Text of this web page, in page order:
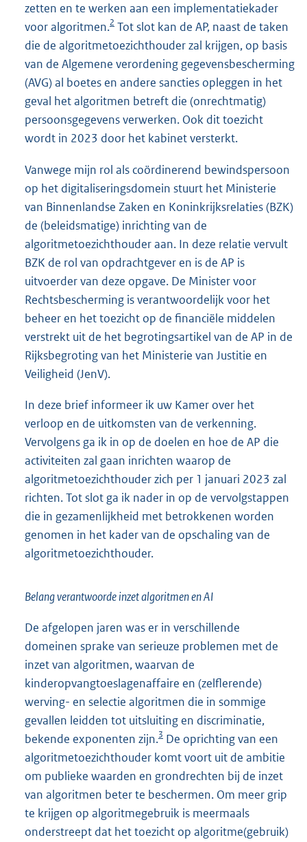
zetten en te werken aan een implementatiekader
voor algoritmen.2 Tot slot kan de AP, naast de taken
die de algoritmetoezichthouder zal krijgen, op basis
van de Algemene verordening gegevensbescherming
(AVG) al boetes en andere sancties opleggen in het
geval het algoritmen betreft die (onrechtmatig)
persoonsgegevens verwerken. Ook dit toezicht
wordt in 2023 door het kabinet versterkt.
Vanwege mijn rol als coördinerend bewindspersoon
op het digitaliseringsdomein stuurt het Ministerie
van Binnenlandse Zaken en Koninkrijksrelaties (BZK)
de (beleidsmatige) inrichting van de
algoritmetoezichthouder aan. In deze relatie vervult
BZK de rol van opdrachtgever en is de AP is
uitvoerder van deze opgave. De Minister voor
Rechtsbescherming is verantwoordelijk voor het
beheer en het toezicht op de financiële middelen
verstrekt uit de het begrotingsartikel van de AP in de
Rijksbegroting van het Ministerie van Justitie en
Veiligheid (JenV).
In deze brief informeer ik uw Kamer over het
verloop en de uitkomsten van de verkenning.
Vervolgens ga ik in op de doelen en hoe de AP die
activiteiten zal gaan inrichten waarop de
algoritmetoezichthouder zich per 1 januari 2023 zal
richten. Tot slot ga ik nader in op de vervolgstappen
die in gezamenlijkheid met betrokkenen worden
genomen in het kader van de opschaling van de
algoritmetoezichthouder.
Belang verantwoorde inzet algoritmen en AI
De afgelopen jaren was er in verschillende
domeinen sprake van serieuze problemen met de
inzet van algoritmen, waarvan de
kinderopvangtoeslagenaffaire en (zelflerende)
werving- en selectie algoritmen die in sommige
gevallen leidden tot uitsluiting en discriminatie,
bekende exponenten zijn.3 De oprichting van een
algoritmetoezichthouder komt voort uit de ambitie
om publieke waarden en grondrechten bij de inzet
van algoritmen beter te beschermen. Om meer grip
te krijgen op algoritmegebruik is meermaals
onderstreept dat het toezicht op algoritme(gebruik)